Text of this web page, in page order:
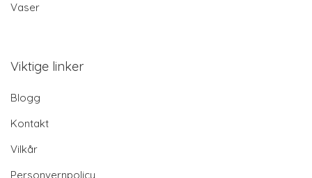
Vaser
Viktige linker
Blogg
Kontakt
Vilkår
Personvernpolicy